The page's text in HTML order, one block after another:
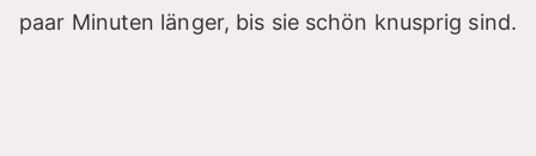
paar Minuten länger, bis sie schön knusprig sind.